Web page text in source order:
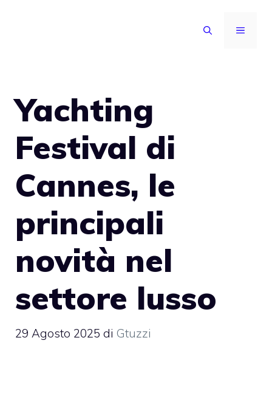
MENU
Yachting
Festival di
Cannes, le
principali
novità nel
settore lusso
29 Agosto 2025 di Gtuzzi